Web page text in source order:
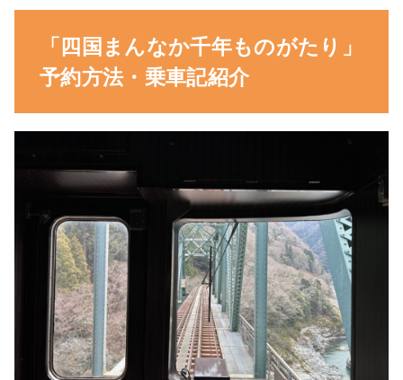
「四国まんなか千年ものがたり」
予約方法・乗車記紹介